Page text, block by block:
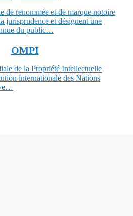
de renommée et de marque notoire
jurisprudence et désignent une
du public…
OMPI
de la Propriété Intellectuelle
internationale des Nations